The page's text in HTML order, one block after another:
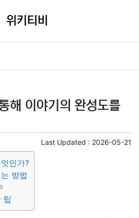
위키티비
해 이야기의 완성도를
Last Updated : 2026-05-21
인가?
방법
팁